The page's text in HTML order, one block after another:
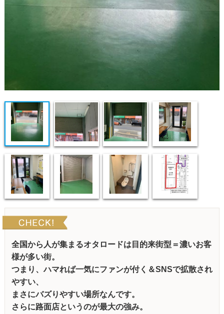
全国から人が集まるオタロードは目的来街型＝濃いお客
様が多い街。
つまり、ハマれば一気にファンが付く＆SNSで拡散され
やすい、
まさにバズりやすい場所なんです。
さらに路面店というのが最大の強み。